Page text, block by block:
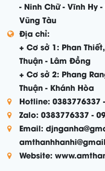
- Ninh Chữ - Vĩnh Hy
Vũng Tàu
Địa chỉ:
+ Cơ sở 1: Phan
Thuận - Lâm Đồng
+ Cơ sở 2: Phang
Thuận - Khánh Hòa
Hotline: 0383776337
Zalo: 0383776337 -
Email:
Website: